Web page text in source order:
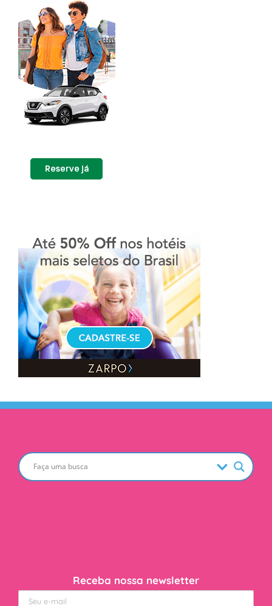
Receba nossa newsletter